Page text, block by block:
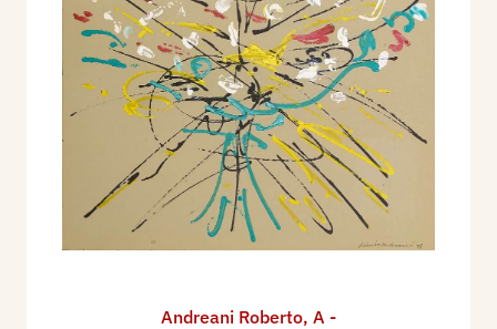
Andreani Roberto, A -